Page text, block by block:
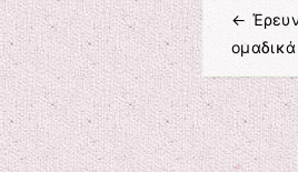
←
ομαδικά